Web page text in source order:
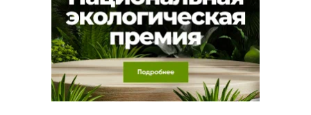
МЕЛОДРАМЫ
ФРАНЦИЯ
ГЕРМАНИЯ
СВЕТСКИЕ НОВОСТИ
СПОЙЛЕРЫ ИЗ СЕРИАЛОВ